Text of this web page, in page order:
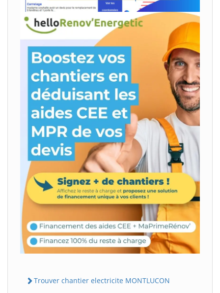
Trouver chantier electricite MONTLUCON